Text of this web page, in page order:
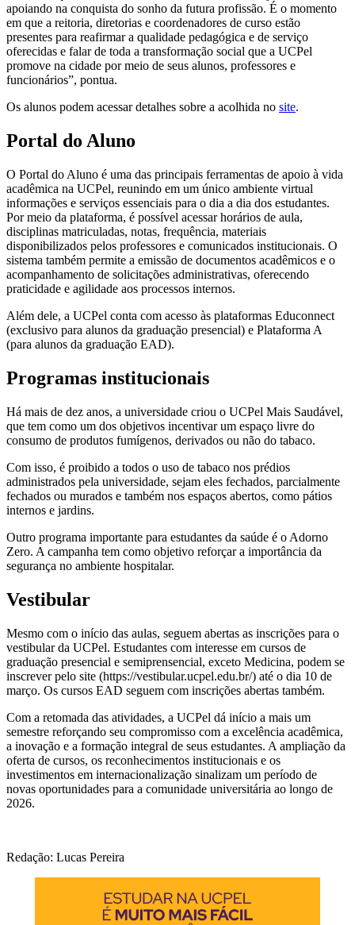
apoiando na conquista do sonho da futura profissão. É o momento
em que a reitoria, diretorias e coordenadores de curso estão
presentes para reafirmar a qualidade pedagógica e de serviço
oferecidas e falar de toda a transformação social que a UCPel
promove na cidade por meio de seus alunos, professores e
funcionários”, pontua.
Os alunos podem acessar detalhes sobre a acolhida no site.
Portal do Aluno
O Portal do Aluno é uma das principais ferramentas de apoio à vida
acadêmica na UCPel, reunindo em um único ambiente virtual
informações e serviços essenciais para o dia a dia dos estudantes.
Por meio da plataforma, é possível acessar horários de aula,
disciplinas matriculadas, notas, frequência, materiais
disponibilizados pelos professores e comunicados institucionais. O
sistema também permite a emissão de documentos acadêmicos e o
acompanhamento de solicitações administrativas, oferecendo
praticidade e agilidade aos processos internos.
Além dele, a UCPel conta com acesso às plataformas Educonnect
(exclusivo para alunos da graduação presencial) e Plataforma A
(para alunos da graduação EAD).
Programas institucionais
Há mais de dez anos, a universidade criou o UCPel Mais Saudável,
que tem como um dos objetivos incentivar um espaço livre do
consumo de produtos fumígenos, derivados ou não do tabaco.
Com isso, é proibido a todos o uso de tabaco nos prédios
administrados pela universidade, sejam eles fechados, parcialmente
fechados ou murados e também nos espaços abertos, como pátios
internos e jardins.
Outro programa importante para estudantes da saúde é o Adorno
Zero. A campanha tem como objetivo reforçar a importância da
segurança no ambiente hospitalar.
Vestibular
Mesmo com o início das aulas, seguem abertas as inscrições para o
vestibular da UCPel. Estudantes com interesse em cursos de
graduação presencial e semiprensencial, exceto Medicina, podem se
inscrever pelo site (https://vestibular.ucpel.edu.br/) até o dia 10 de
março. Os cursos EAD seguem com inscrições abertas também.
Com a retomada das atividades, a UCPel dá início a mais um
semestre reforçando seu compromisso com a excelência acadêmica,
a inovação e a formação integral de seus estudantes. A ampliação da
oferta de cursos, os reconhecimentos institucionais e os
investimentos em internacionalização sinalizam um período de
novas oportunidades para a comunidade universitária ao longo de
2026.
Redação: Lucas Pereira